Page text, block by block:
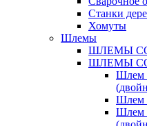
Станки
Хомуты
Шлемы
ШЛЕМЫ
ШЛЕМЫ
Шлем
Шлем
Шлем